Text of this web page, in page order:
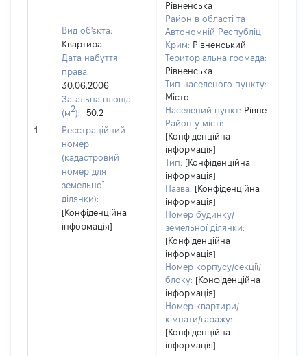
1
Вид об'єкта:
Квартира
Дата набуття
права:
30.06.2006
Загальна площа
(м2):
50.2
Реєстраційний
номер
(кадастровий
номер для
земельної
ділянки):
[Конфіденційна
інформація]
Рівненська
Район в області та
Автономній Республіці
Крим: Рівненський
Територіальна громада:
Рівненська
Тип населеного пункту:
Місто
Населений пункт: Рівне
Район у місті:
[Конфіденційна
інформація]
Тип: [Конфіденційна
інформація]
Назва: [Конфіденційна
інформація]
Номер будинку/
земельної ділянки:
[Конфіденційна
інформація]
Номер корпусу/секції/
блоку: [Конфіденційна
інформація]
Номер квартири/
кімнати/гаражу:
[Конфіденційна
інформація]